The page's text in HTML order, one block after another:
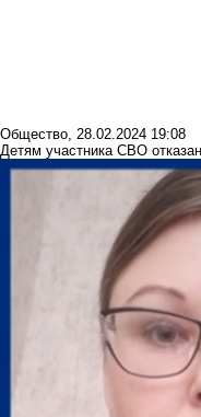
Общество, 28.02.2024 19:08
Детям участника СВО